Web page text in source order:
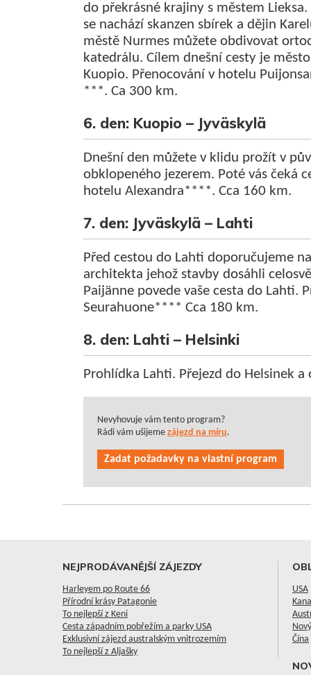
do překrásné krajiny s městem Lieksa.
se nachází skanzen sbírek a dějin
městě Nurmes můžete obdivovat
katedrálu. Cílem dnešní cesty je město
Kuopio. Přenocování v hotelu
***. Ca 300 km.
6. den: Kuopio – Jyväskylä
Dnešní den můžete v klidu prožít v
obklopeného jezerem. Poté vás čeká
hotelu Alexandra****. Cca 160 km.
7. den: Jyväskylä – Lahti
Před cestou do Lahti doporučujeme
architekta jehož stavby dosáhli
Paijänne povede vaše cesta do Lahti.
Seurahuone**** Cca 180 km.
8. den: Lahti – Helsinki
Prohlídka Lahti. Přejezd do Helsinek a
Nevyhovuje vám tento program?
Rádi vám ušijeme zájezd na míru.
Zadat požadavky na vlastní program
NEJPRODÁVANĚJŠÍ ZÁJEZDY
Harleyem po Route 66
Přírodní krásy Patagonie
To nejlepší z Keni
Cesta západním pobřežím a parky USA
Exklusivní zájezd australským vnitrozemím
To nejlepší z Aljašky
USA
Čína